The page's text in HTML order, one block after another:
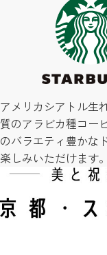
アメリカシアトル生
質のアラビカ種コー
のバラエティ豊かな
楽しみいただけます。